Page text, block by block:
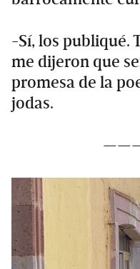
-Sí, los publiqué.
me dijeron que
promesa de la
jodas.